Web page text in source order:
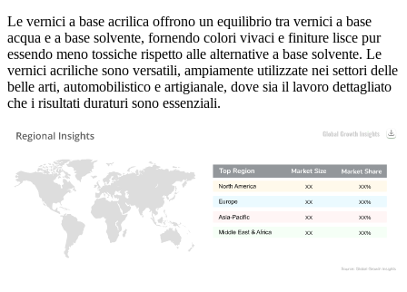
Le vernici a base acrilica offrono un equilibrio tra vernici a base
acqua e a base solvente, fornendo colori vivaci e finiture lisce pur
essendo meno tossiche rispetto alle alternative a base solvente. Le
vernici acriliche sono versatili, ampiamente utilizzate nei settori delle
belle arti, automobilistico e artigianale, dove sia il lavoro dettagliato
che i risultati duraturi sono essenziali.
XX%
XX
XX%
XX
XX%
XX
XX%
XX